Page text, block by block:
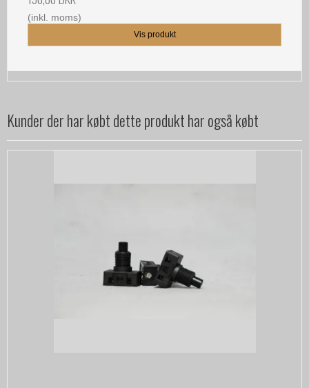
(inkl. moms)
Vis produkt
Kunder der har købt dette produkt har også købt